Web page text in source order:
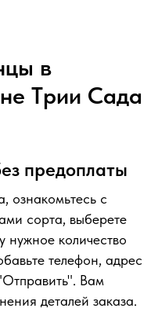
в
Tрии Сада
предоплаты
ознакомьтесь с
сорта, выберете
нужное количество
телефон, адрес
Вам
деталей заказа.